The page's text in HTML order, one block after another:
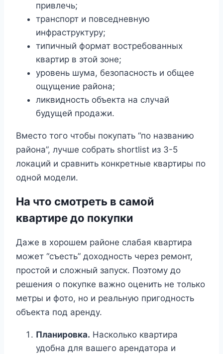
привлечь;
транспорт и повседневную
инфраструктуру;
типичный формат востребованных
квартир в этой зоне;
уровень шума, безопасность и общее
ощущение района;
ликвидность объекта на случай
будущей продажи.
Вместо того чтобы покупать “по названию
района”, лучше собрать shortlist из 3-5
локаций и сравнить конкретные квартиры по
одной модели.
На что смотреть в самой
квартире до покупки
Даже в хорошем районе слабая квартира
может “съесть” доходность через ремонт,
простой и сложный запуск. Поэтому до
решения о покупке важно оценить не только
метры и фото, но и реальную пригодность
объекта под аренду.
Планировка. Насколько квартира
удобна для вашего арендатора и